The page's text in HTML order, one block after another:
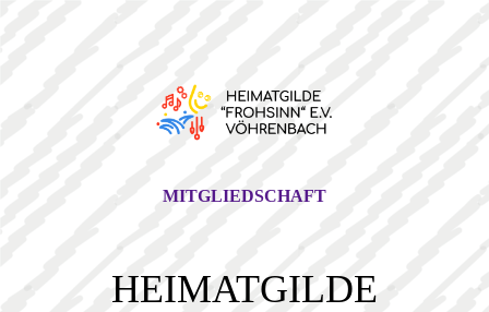
MITGLIEDSCHAFT
HEIMATGILDE